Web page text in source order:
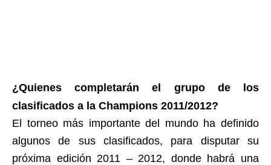
¿Quienes completarán el grupo de los
clasificados a la Champions 2011/2012?
El torneo más importante del mundo ha definido
algunos de sus clasificados, para disputar su
próxima edición 2011 – 2012, donde habrá una